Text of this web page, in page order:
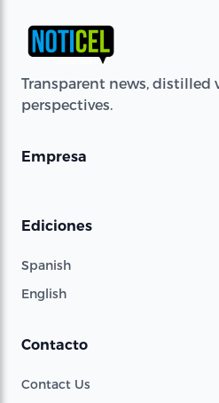
Transparent news, distilled
perspectives.
Empresa
Ediciones
Spanish
English
Contacto
Contact Us